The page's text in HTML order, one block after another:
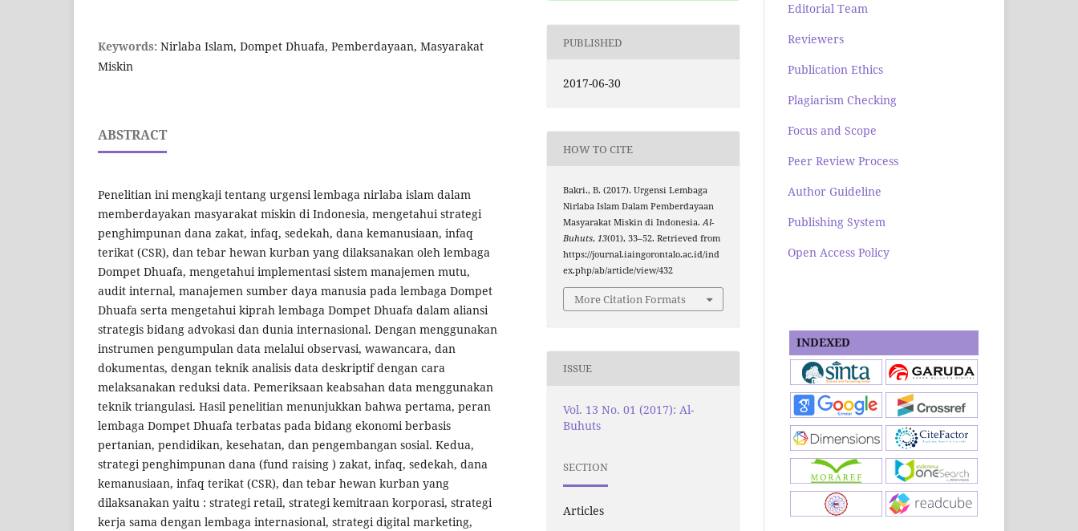
Keywords: Nirlaba Islam, Dompet Dhuafa, Pemberdayaan, Masyarakat
Miskin
ABSTRACT
Penelitian ini mengkaji tentang urgensi lembaga nirlaba islam dalam
memberdayakan masyarakat miskin di Indonesia, mengetahui strategi
penghimpunan dana zakat, infaq, sedekah, dana kemanusiaan, infaq
terikat (CSR), dan tebar hewan kurban yang dilaksanakan oleh lembaga
Dompet Dhuafa, mengetahui implementasi sistem manajemen mutu,
audit internal, manajemen sumber daya manusia pada lembaga Dompet
Dhuafa serta mengetahui kiprah lembaga Dompet Dhuafa dalam aliansi
strategis bidang advokasi dan dunia internasional. Dengan menggunakan
instrumen pengumpulan data melalui observasi, wawancara, dan
dokumentas, dengan teknik analisis data deskriptif dengan cara
melaksanakan reduksi data. Pemeriksaan keabsahan data menggunakan
teknik triangulasi. Hasil penelitian menunjukkan bahwa pertama, peran
lembaga Dompet Dhuafa terbatas pada bidang ekonomi berbasis
pertanian, pendidikan, kesehatan, dan pengembangan sosial. Kedua,
strategi penghimpunan dana (fund raising ) zakat, infaq, sedekah, dana
kemanusiaan, infaq terikat (CSR), dan tebar hewan kurban yang
dilaksanakan yaitu : strategi retail, strategi kemitraan korporasi, strategi
kerja sama dengan lembaga internasional, strategi digital marketing,
PUBLISHED
2017-06-30
HOW TO CITE
Bakri., B. (2017). Urgensi Lembaga
Nirlaba Islam Dalam Pemberdayaan
Masyarakat Miskin di Indonesia.Al-
Buhuts,13(01), 33–52. Retrieved from
https://journal.iaingorontalo.ac.id/ind
ex.php/ab/article/view/432
More Citation Formats
ISSUE
Vol. 13 No. 01 (2017): Al-
Buhuts
SECTION
Articles
Editorial Team
Reviewers
Publication Ethics
Plagiarism Checking
Focus and Scope
Peer Review Process
Author Guideline
Publishing System
Open Access Policy
INDEXED